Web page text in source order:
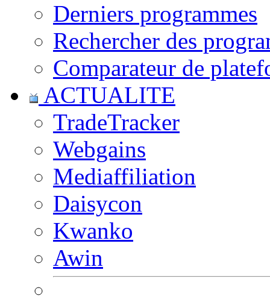
Derniers programmes
Rechercher des
Comparateur de
ACTUALITE
TradeTracker
Webgains
Mediaffiliation
Daisycon
Kwanko
Awin